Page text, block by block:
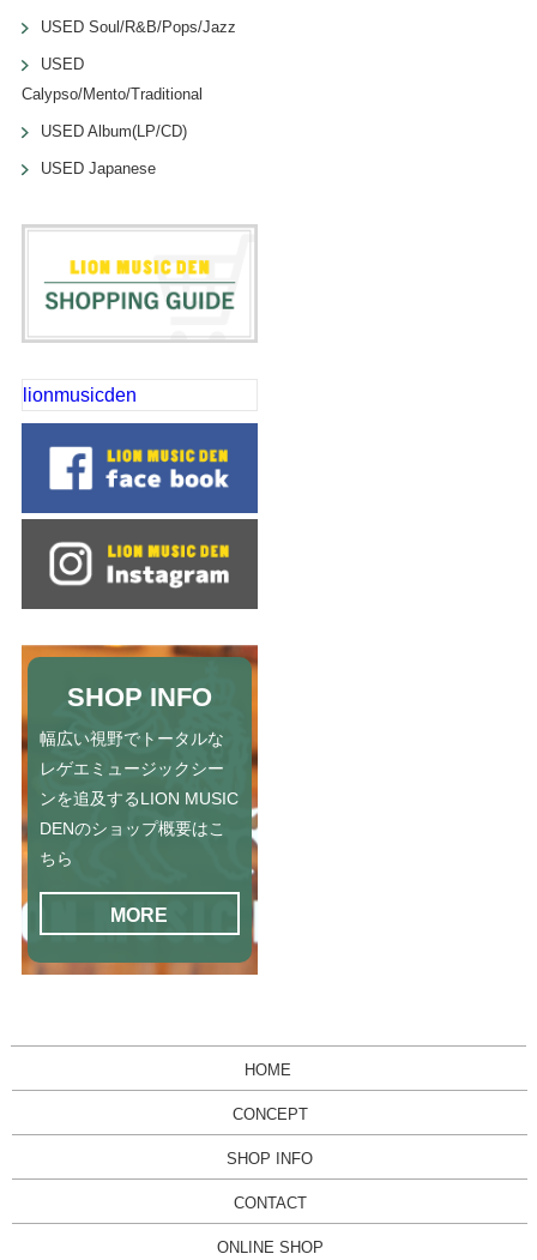
USED Soul/R&B/Pops/Jazz
USED
Calypso/Mento/Traditional
USED Album(LP/CD)
USED Japanese
lionmusicden
SHOP INFO
幅広い視野でトータルな
レゲエミュージックシー
ンを追及するLION MUSIC
DENのショップ概要はこ
ちら
MORE
HOME
CONCEPT
SHOP INFO
CONTACT
ONLINE SHOP